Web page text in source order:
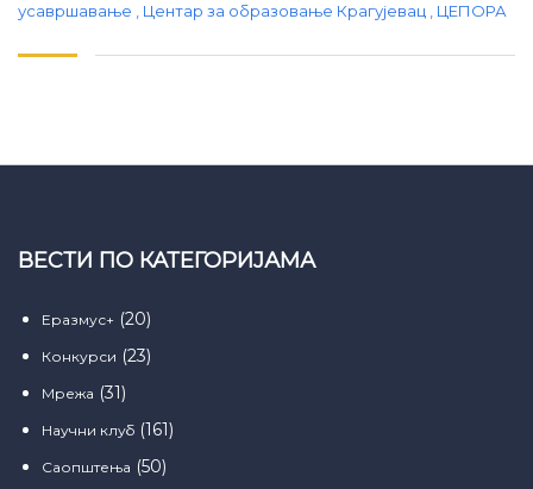
усавршавање
Центар за образовање Крагујевац ЦЕПОРА
ВЕСТИ ПО КАТЕГОРИЈАМА
Еразмус+ (20)
Конкурси (23)
Мрежа (31)
Научни клуб (161)
Саопштења (50)